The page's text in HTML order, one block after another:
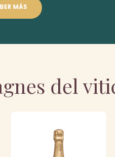
MÁS
del